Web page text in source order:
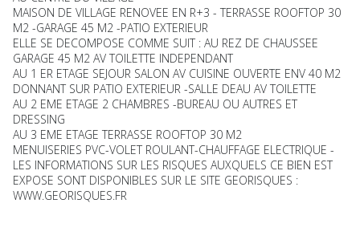
MAISON DE VILLAGE RENOVEE EN R+3 - TERRASSE ROOFTOP 30
M2 -GARAGE 45 M2 -PATIO EXTERIEUR
ELLE SE DECOMPOSE COMME SUIT : AU REZ DE CHAUSSEE
GARAGE 45 M2 AV TOILETTE INDEPENDANT
AU 1 ER ETAGE SEJOUR SALON AV CUISINE OUVERTE ENV 40 M2
DONNANT SUR PATIO EXTERIEUR -SALLE DEAU AV TOILETTE
AU 2 EME ETAGE 2 CHAMBRES -BUREAU OU AUTRES ET
DRESSING
AU 3 EME ETAGE TERRASSE ROOFTOP 30 M2
MENUISERIES PVC-VOLET ROULANT-CHAUFFAGE ELECTRIQUE -
LES INFORMATIONS SUR LES RISQUES AUXQUELS CE BIEN EST
EXPOSE SONT DISPONIBLES SUR LE SITE GEORISQUES :
WWW.GEORISQUES.FR